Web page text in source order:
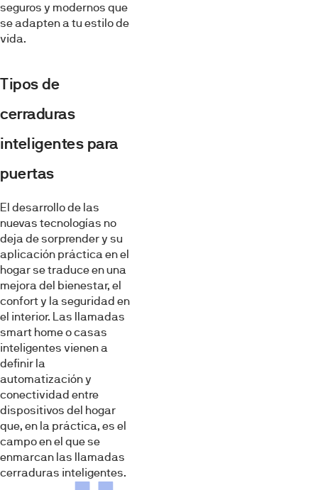
seguros y modernos que
se adapten a tu estilo de
vida.
Tipos de
cerraduras
inteligentes para
puertas
El desarrollo de las
nuevas tecnologías no
deja de sorprender y su
aplicación práctica en el
hogar se traduce en una
mejora del bienestar, el
confort y la seguridad en
el interior. Las llamadas
smart home o casas
inteligentes vienen a
definir la
automatización y
conectividad entre
dispositivos del hogar
que, en la práctica, es el
campo en el que se
enmarcan las llamadas
cerraduras inteligentes.